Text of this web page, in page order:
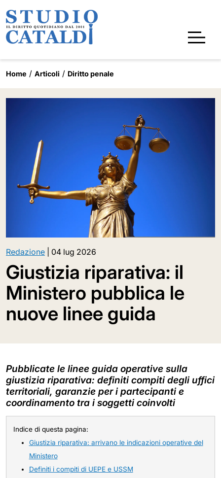
Home Articoli Diritto penale
Redazione 04 lug 2026
Giustizia riparativa: il
Ministero pubblica le
nuove linee guida
Pubblicate le linee guida operative sulla
giustizia riparativa: definiti compiti degli uffici
territoriali, garanzie per i partecipanti e
coordinamento tra i soggetti coinvolti
Indice di questa pagina:
Giustizia riparativa: arrivano le indicazioni operative del
Ministero
Definiti i compiti di UEPE e USSM